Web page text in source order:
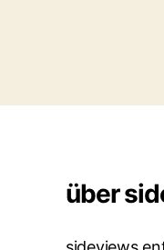
über